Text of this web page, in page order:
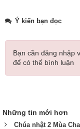
Ý kiến bạn đọc
Bạn cần đăng nhập
để có thể bình luận
Những tin mới hơn
Chúa nhật 2 Mùa